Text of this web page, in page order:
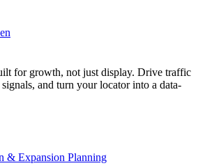
for growth, not just display. Drive traffic
and turn your locator into a data-
& Expansion Planning